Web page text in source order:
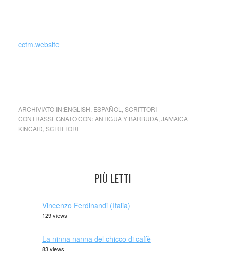
cctm.website
ARCHIVIATO IN:ENGLISH ESPAÑOL
SCRITTORI
CONTRASSEGNATO CON:ANTIGUA Y BARBUDA, JAMAICA
KINCAID SCRITTORI
PIÙ LETTI
Vincenzo Ferdinandi (Italia)
129 views
La ninna nanna del chicco di caffè
83 views